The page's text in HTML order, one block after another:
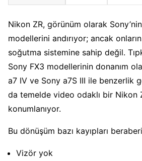
Nikon ZR, görünüm olarak
modellerini andırıyor; ancak
soğutma sistemine sahip değil.
Sony FX3 modellerinin donanım
a7 IV ve Sony a7S III ile benzerlik
da temelde video odaklı bir Nikon
konumlanıyor.
Bu dönüşüm bazı kayıpları
Vizör yok